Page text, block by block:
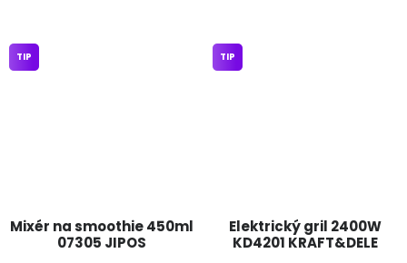
Mixér na smoothie 450ml
07305 JIPOS
TIP
Elektrický gril 2400W
KD4201 KRAFT&DELE
TIP